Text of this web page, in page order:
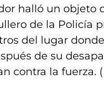
halló un objeto
de la Policía
del lugar
de su
contra la fuerza.